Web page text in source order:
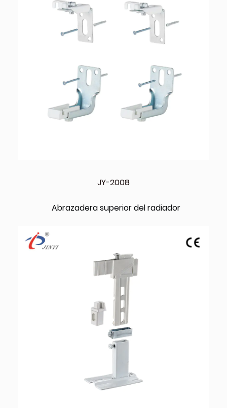
JY-2008
Abrazadera superior del radiador